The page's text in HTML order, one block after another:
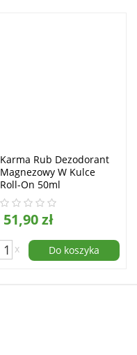
Karma Rub Dezodorant
Magnezowy W Kulce
Roll-On 50ml
51,90 zł
x Do koszyka